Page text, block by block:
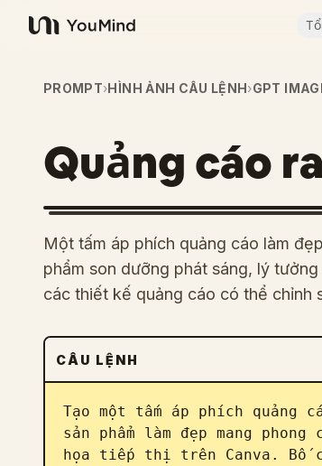
YouMind
PROMPT›HÌNH ẢNH CÂU LỆNH›GPT
Quảng cáo
Một tấm áp phích quảng cáo làm
phẩm son dưỡng phát sáng, lý
các thiết kế quảng cáo có thể chỉnh
CÂU LỆNH
Tạo một tấm áp phích quảng
sản phẩm làm đẹp mang
họa tiếp thị trên Canva. Bố